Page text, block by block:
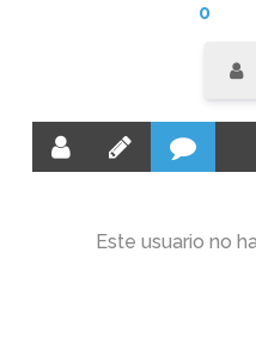
0
Este usuario no